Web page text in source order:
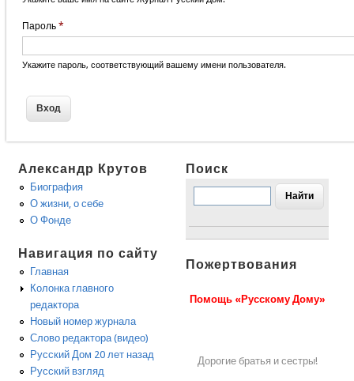
Пароль *
Укажите пароль, соответствующий вашему имени пользователя.
Александр Крутов
Биография
О жизни, о себе
О Фонде
Навигация по сайту
Главная
Колонка главного
редактора
Новый номер журнала
Слово редактора (видео)
Русский Дом 20 лет назад
Русский взгляд
Поиск
Пожертвования
Помощь «Русскому Дому»
Дорогие братья и сестры!